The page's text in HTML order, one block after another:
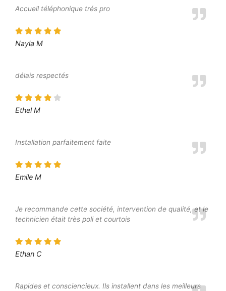
Accueil téléphonique trés pro
Nayla M
délais respectés
Ethel M
Installation parfaitement faite
Emile M
Je recommande cette société, intervention de qualité, et le
technicien était très poli et courtois
Ethan C
Rapides et consciencieux. Ils installent dans les meilleurs